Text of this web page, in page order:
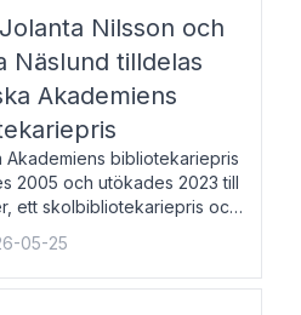
Nilsson och
Näslund tilldelas
Akademiens
Akademiens bibliotekariepris
2005 och utökades 2023 till
ett skolbibliotekariepris och
Priserna skall
vid svenska folk-
som gjort värdefull
05-25